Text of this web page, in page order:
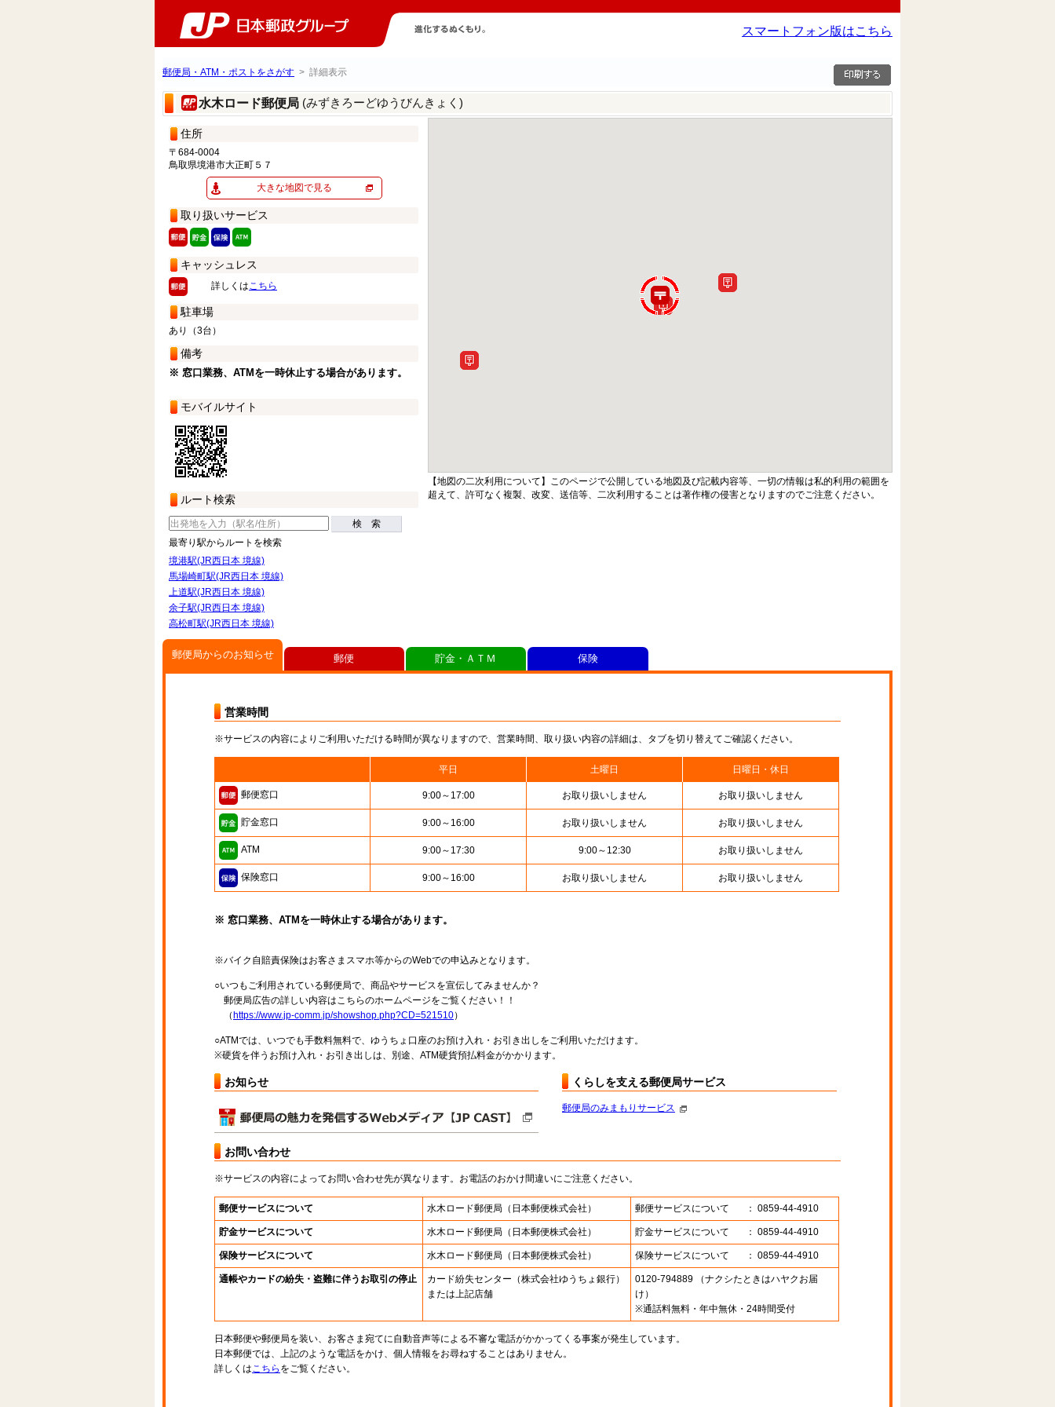
スマートフォン版はこちら
郵便局・ATM・ポストをさがす > 詳細表示
水木ロード郵便局 (みずきろーどゆうびんきょく)
住所
〒684-0004
鳥取県境港市大正町５７
大きな地図で見る
取り扱いサービス
キャッシュレス
詳しくはこちら
駐車場
あり（3台）
備考
※ 窓口業務、ATMを一時休止する場合があります。
モバイルサイト
ルート検索
検 索
最寄り駅からルートを検索
境港駅(JR西日本 境線)
馬場崎町駅(JR西日本 境線)
上道駅(JR西日本 境線)
余子駅(JR西日本 境線)
高松町駅(JR西日本 境線)
【地図の二次利用について】このページで公開している地図及び記載内容等、一切の情報は私的利用の範囲を
超えて、許可なく複製、改変、送信等、二次利用することは著作権の侵害となりますのでご注意ください。
郵便局からのお知らせ
営業時間
※サービスの内容によりご利用いただける時間が異なりますので、営業時間、取り扱い内容の詳細は、タブを切り替えてご確認ください。
平日 土曜日 日曜日・休日
郵便窓口 9:00～17:00 お取り扱いしません お取り扱いしません
貯金窓口 9:00～16:00 お取り扱いしません お取り扱いしません
ATM 9:00～17:30 9:00～12:30 お取り扱いしません
保険窓口 9:00～16:00 お取り扱いしません お取り扱いしません
※ 窓口業務、ATMを一時休止する場合があります。
※バイク自賠責保険はお客さまスマホ等からのWebでの申込みとなります。
○いつもご利用されている郵便局で、商品やサービスを宣伝してみませんか？
郵便局広告の詳しい内容はこちらのホームページをご覧ください！！
（ https://www.jp-comm.jp/showshop.php?CD=521510）
○ATMでは、いつでも手数料無料で、ゆうちょ口座のお預け入れ・お引き出しをご利用いただけます。
※硬貨を伴うお預け入れ・お引き出しは、別途、ATM硬貨預払料金がかかります。
お知らせ くらしを支える郵便局サービス
郵便局のみまもりサービス
お問い合わせ
※サービスの内容によってお問い合わせ先が異なります。お電話のおかけ間違いにご注意ください。
郵便サービスについて 水木ロード郵便局 （日本郵便株式会社） 郵便サービスについて ： 0859-44-4910
貯金サービスについて 水木ロード郵便局 （日本郵便株式会社） 貯金サービスについて ： 0859-44-4910
保険サービスについて 水木ロード郵便局 （日本郵便株式会社） 保険サービスについて ： 0859-44-4910
通帳やカードの紛失・盗難に伴うお取引の停止 カード紛失センター （株式会社ゆうちょ銀行）
または上記店舗
0120-794889 （ナクシたときはハヤクお届
け）
※通話料無料・年中無休・24時間受付
日本郵便や郵便局を装い、お客さま宛てに自動音声等による不審な電話がかかってくる事案が発生しています。
日本郵便では、上記のような電話をかけ、個人情報をお尋ねすることはありません。
詳しくはこちら をご覧ください。
郵便 貯金・ＡＴＭ 保険